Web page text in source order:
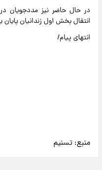
در حال حاضر نیز مددجویان
انتقال بخش اول زندانیان
انتهای پیام/
منبع: تسنیم